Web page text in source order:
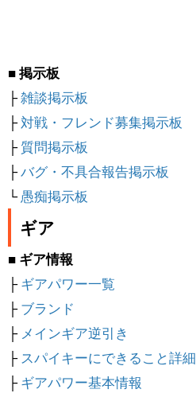
■ 掲示板
├雑談掲示板
├対戦・フレンド募集掲示板
├質問掲示板
├バグ・不具合報告掲示板
└愚痴掲示板
ギア
■ ギア情報
├ギアパワー一覧
├ブランド
├ メインギア逆引き
├スパイキーにできること詳細
├ギアパワー基本情報